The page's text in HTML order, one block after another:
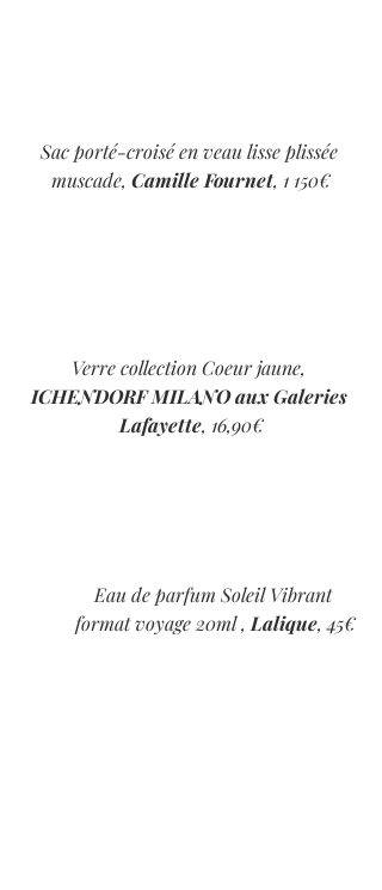
Sac porté-croisé en veau lisse plissée
muscade, Camille Fournet, 1 150€
Verre collection Coeur jaune,
ICHENDORF MILANO aux Galeries
Lafayette, 16,90€
Eau de parfum Soleil Vibrant
format voyage 20ml , Lalique, 45€